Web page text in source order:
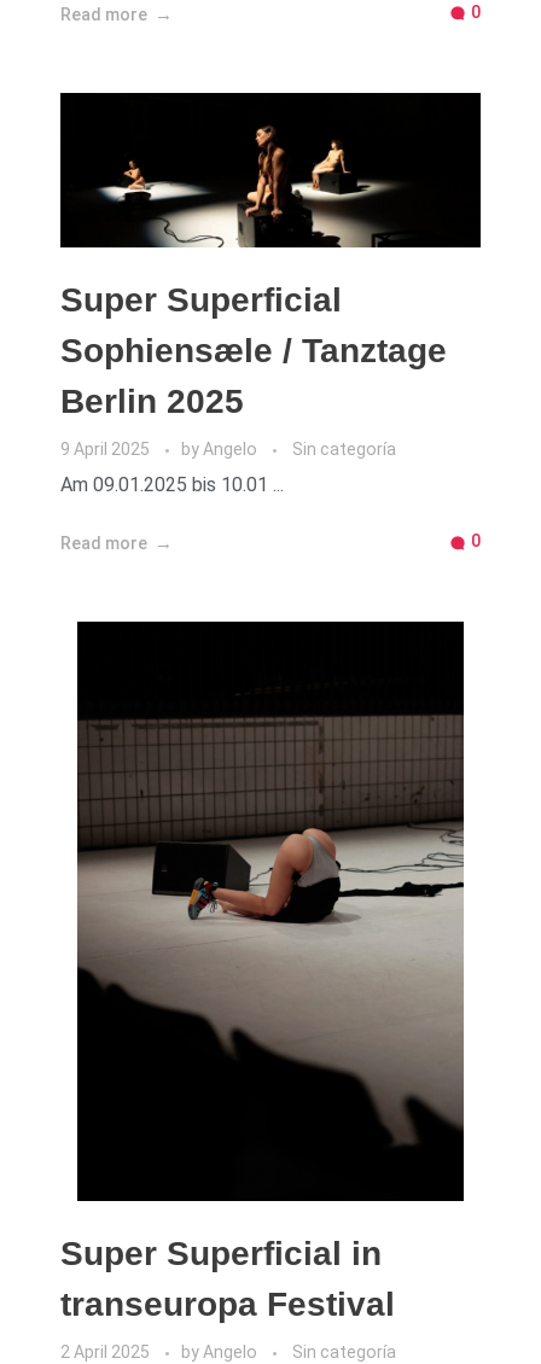
Read more 0
Super Superficial
Sophiensæle / Tanztage
Berlin 2025
9 April 2025 byAngelo Sin categoría
Am 09.01.2025 bis 10.01 ...
Read more 0
Super Superficial in
transeuropa Festival
2 April 2025 byAngelo Sin categoría